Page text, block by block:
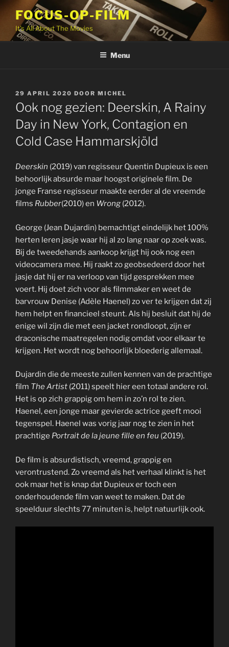
inhoud
FOCUS-OP-FILM
It's All About The Movies
Menu
GEPLAATST
OP
29 APRIL 2020 DOOR MICHEL
Ook nog gezien: Deerskin, A Rainy
Day in New York, Contagion en
Cold Case Hammarskjöld
Deerskin (2019) van regisseur Quentin Dupieux is een
behoorlijk absurde maar hoogst originele film. De
jonge Franse regisseur maakte eerder al de vreemde
films Rubber(2010) en Wrong (2012).
George (Jean Dujardin) bemachtigt eindelijk het 100%
herten leren jasje waar hij al zo lang naar op zoek was.
Bij de tweedehands aankoop krijgt hij ook nog een
videocamera mee. Hij raakt zo geobsedeerd door het
jasje dat hij er na verloop van tijd gesprekken mee
voert. Hij doet zich voor als filmmaker en weet de
barvrouw Denise (Adèle Haenel) zo ver te krijgen dat zij
hem helpt en financieel steunt. Als hij besluit dat hij de
enige wil zijn die met een jacket rondloopt, zijn er
draconische maatregelen nodig omdat voor elkaar te
krijgen. Het wordt nog behoorlijk bloederig allemaal.
Dujardin die de meeste zullen kennen van de prachtige
film The Artist (2011) speelt hier een totaal andere rol.
Het is op zich grappig om hem in zo’n rol te zien.
Haenel, een jonge maar gevierde actrice geeft mooi
tegenspel. Haenel was vorig jaar nog te zien in het
prachtige Portrait de la jeune fille en feu (2019).
De film is absurdistisch, vreemd, grappig en
verontrustend. Zo vreemd als het verhaal klinkt is het
ook maar het is knap dat Dupieux er toch een
onderhoudende film van weet te maken. Dat de
speelduur slechts 77 minuten is, helpt natuurlijk ook.